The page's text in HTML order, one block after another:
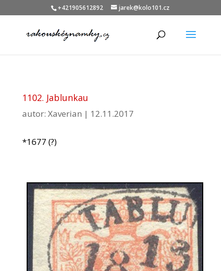
+421905612892 jarek@kolo101.cz
1102. Jablunkau
autor: Xaverian | 12.11.2017
*1677 (?)